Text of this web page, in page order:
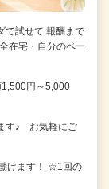
で試せて 報酬まで
在宅・自分のペー
円～5,000
す♪ お気軽にご
けます！ ☆1回の